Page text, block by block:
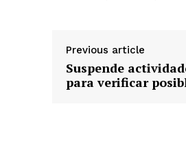
Previous article
Suspende
para verificar